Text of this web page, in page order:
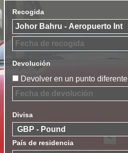
Recogida
Devolución
Devolver en un punto diferente
Divisa
País de residencia